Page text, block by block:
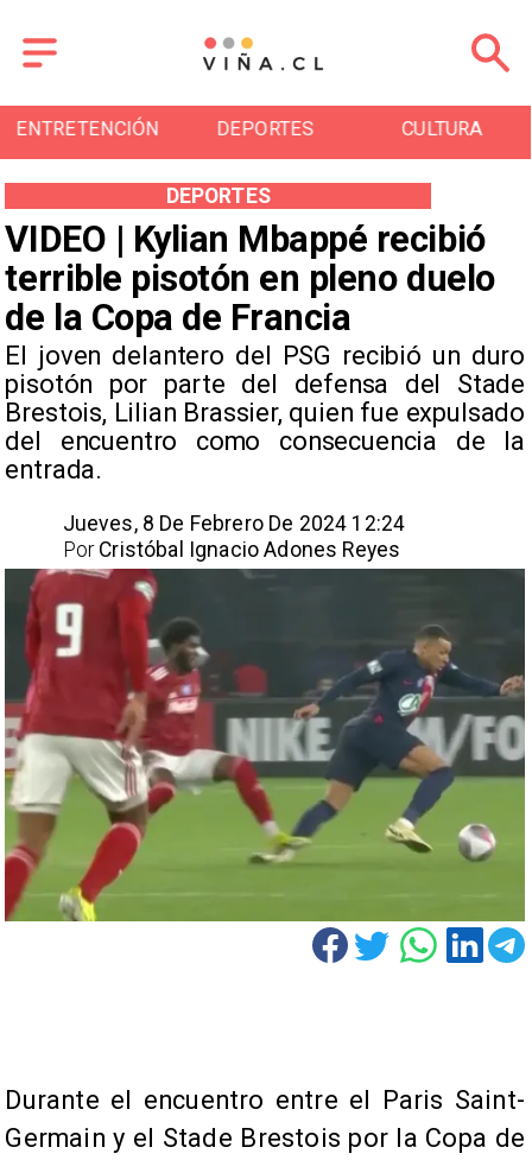
ENTRETENCIÓN DEPORTES CULTURA
VIDEO | Kylian Mbappé recibió
terrible pisotón en pleno duelo
de la Copa de Francia
El joven delantero del PSG recibió un duro
pisotón por parte del defensa del Stade
Brestois, Lilian Brassier, quien fue expulsado
del encuentro como consecuencia de la
entrada.
DEPORTES
Jueves, 8 De Febrero De 2024 12:24
Cristóbal Ignacio Adones Reyes
Por
Durante el encuentro entre el Paris Saint-
Germain y el Stade Brestois por la Copa de